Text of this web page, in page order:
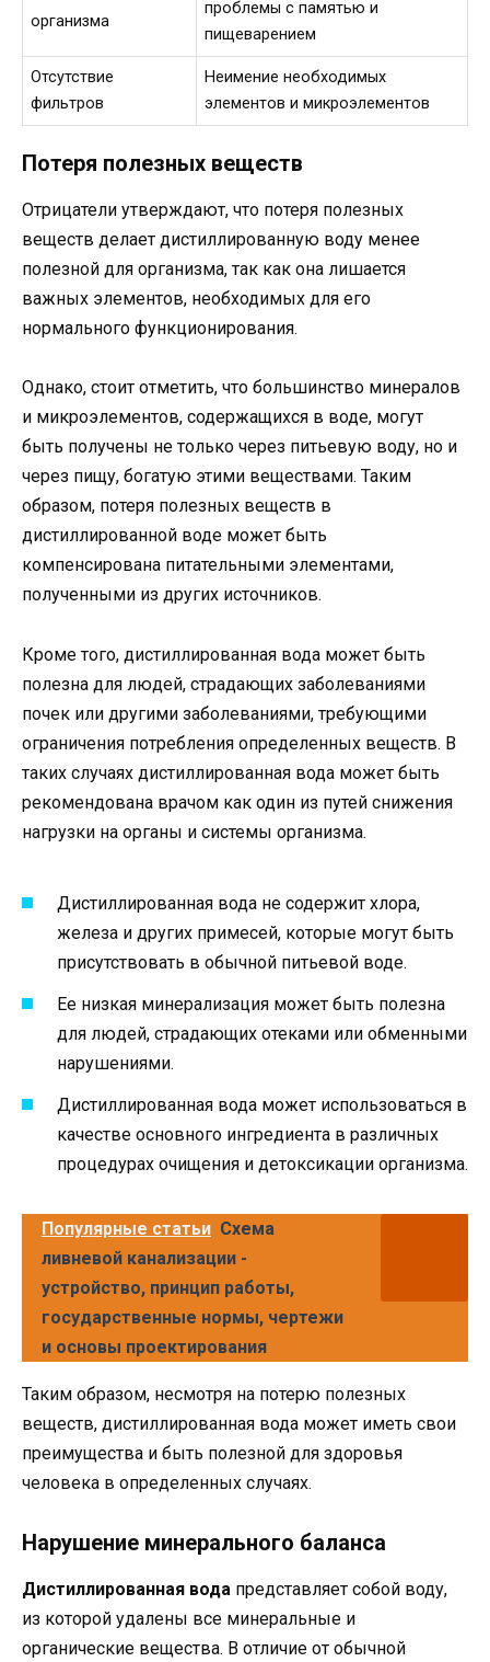
организма
проблемы с памятью и
пищеварением
Отсутствие
фильтров
Неимение необходимых
элементов и микроэлементов
Потеря полезных веществ
Отрицатели утверждают, что потеря полезных
веществ делает дистиллированную воду менее
полезной для организма, так как она лишается
важных элементов, необходимых для его
нормального функционирования.
Однако, стоит отметить, что большинство минералов
и микроэлементов, содержащихся в воде, могут
быть получены не только через питьевую воду, но и
через пищу, богатую этими веществами. Таким
образом, потеря полезных веществ в
дистиллированной воде может быть
компенсирована питательными элементами,
полученными из других источников.
Кроме того, дистиллированная вода может быть
полезна для людей, страдающих заболеваниями
почек или другими заболеваниями, требующими
ограничения потребления определенных веществ. В
таких случаях дистиллированная вода может быть
рекомендована врачом как один из путей снижения
нагрузки на органы и системы организма.
Дистиллированная вода не содержит хлора,
железа и других примесей, которые могут быть
присутствовать в обычной питьевой воде.
Ее низкая минерализация может быть полезна
для людей, страдающих отеками или обменными
нарушениями.
Дистиллированная вода может использоваться в
качестве основного ингредиента в различных
процедурах очищения и детоксикации организма.
Популярные статьи Схема
ливневой канализации -
устройство, принцип работы,
государственные нормы, чертежи
и основы проектирования
Таким образом, несмотря на потерю полезных
веществ, дистиллированная вода может иметь свои
преимущества и быть полезной для здоровья
человека в определенных случаях.
Нарушение минерального баланса
Дистиллированная вода представляет собой воду,
из которой удалены все минеральные и
органические вещества. В отличие от обычной